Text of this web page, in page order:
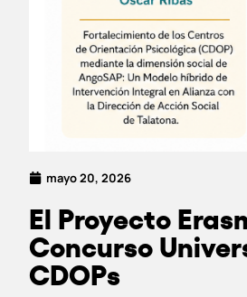
mayo 20, 2026
El Proyecto
Concurso
CDOPs